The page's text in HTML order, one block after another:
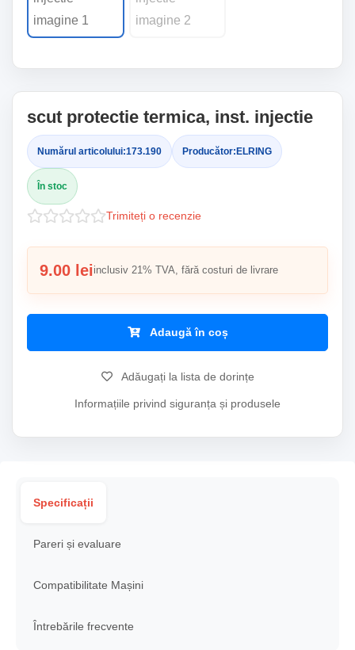
scut protectie termica, inst. injectie
Numărul articolului:173.190 Producător: ELRING
În stoc
Trimiteți o recenzie
9.00 leiinclusiv 21% TVA, fără costuri de livrare
Adaugă în coș
Adăugați la lista de dorințe
Informațiile privind siguranța și produsele
Specificații
Pareri și evaluare
Compatibilitate Mașini
Întrebările frecvente